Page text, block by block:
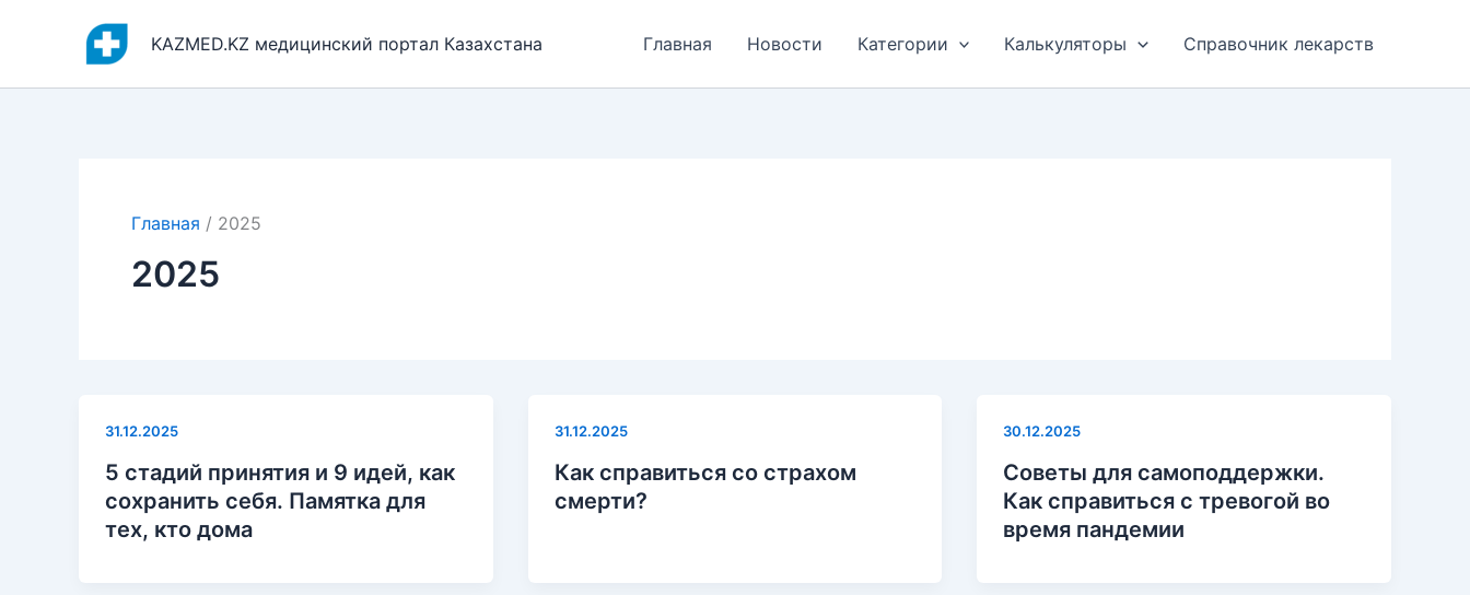
содержимому
KAZMED.KZ медицинский портал Казахстана Главная Новости Категории Калькуляторы Справочник лекарств
Главная 2025
2025
31.12.2025
5 стадий принятия и 9 идей, как
сохранить себя. Памятка для
тех, кто дома
31.12.2025
Как справиться со страхом
смерти?
30.12.2025
Советы для самоподдержки.
Как справиться с тревогой во
время пандемии